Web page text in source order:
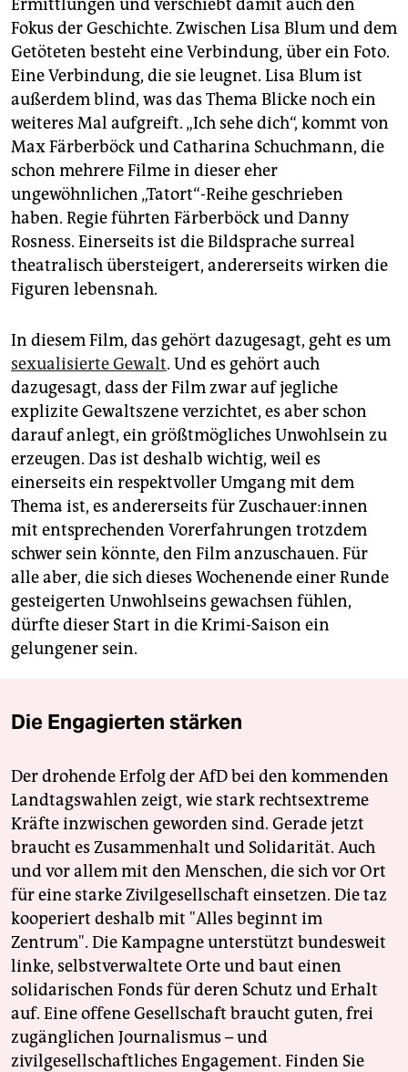
Ermittlungen und verschiebt damit auch den
Fokus der Geschichte. Zwischen Lisa Blum und dem
Getöteten besteht eine Verbindung, über ein Foto.
Eine Verbindung, die sie leugnet. Lisa Blum ist
außerdem blind, was das Thema Blicke noch ein
weiteres Mal aufgreift. „Ich sehe dich“, kommt von
Max Färberböck und Catharina Schuchmann, die
schon mehrere Filme in dieser eher
ungewöhnlichen „Tatort“-Reihe geschrieben
haben. Regie führten Färberböck und Danny
Rosness. Einerseits ist die Bildsprache surreal
theatralisch übersteigert, andererseits wirken die
Figuren lebensnah.
In diesem Film, das gehört dazugesagt, geht es um
sexualisierte Gewalt. Und es gehört auch
dazugesagt, dass der Film zwar auf jegliche
explizite Gewaltszene verzichtet, es aber schon
darauf anlegt, ein größtmögliches Unwohlsein zu
erzeugen. Das ist deshalb wichtig, weil es
einerseits ein respektvoller Umgang mit dem
Thema ist, es andererseits für Zu­schaue­r:in­nen
mit entsprechenden Vorerfahrungen trotzdem
schwer sein könnte, den Film anzuschauen. Für
alle aber, die sich dieses Wochenende einer Runde
gesteigerten Unwohlseins gewachsen fühlen,
dürfte dieser Start in die Krimi-Saison ein
gelungener sein.
Die Engagierten stärken
Der drohende Erfolg der AfD bei den kommenden
Landtagswahlen zeigt, wie stark rechtsextreme
Kräfte inzwischen geworden sind. Gerade jetzt
braucht es Zusammenhalt und Solidarität. Auch
und vor allem mit den Menschen, die sich vor Ort
für eine starke Zivilgesellschaft einsetzen. Die taz
kooperiert deshalb mit "Alles beginnt im
Zentrum". Die Kampagne unterstützt bundesweit
linke, selbstverwaltete Orte und baut einen
solidarischen Fonds für deren Schutz und Erhalt
auf. Eine offene Gesellschaft braucht guten, frei
zugänglichen Journalismus – und
zivilgesellschaftliches Engagement. Finden Sie